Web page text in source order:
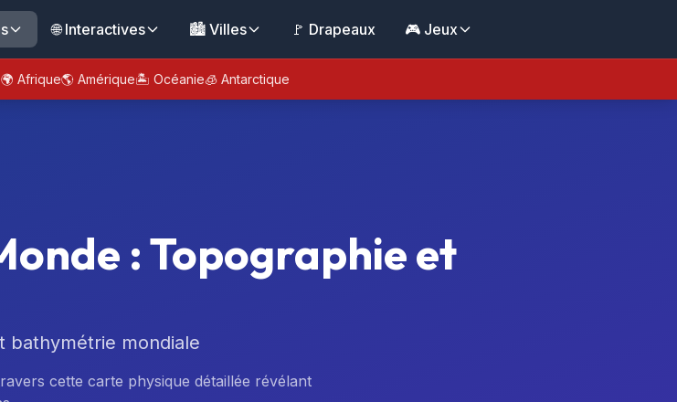
🌐 Interactives 🏙️ Villes 🚩 Drapeaux 🎮 Jeux
🌍 Afrique🌎 Amérique🏝️ Océanie🧊 Antarctique
: Topographie et
bathymétrie mondiale
cette carte physique détaillée révélant